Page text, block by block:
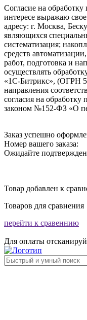
Согласие на
интересе выражаю
адресу: г. Москва,
являющихся
систематизация;
средств
работ, подготовка и
осуществлять
«1С-Битрикс», (ОГРН
направления
согласия на
законом №152-ФЗ «О
Заказ успешно
Номер вашего заказа:
Ожидайте
Товар добавлен к
Товаров для сравнения
перейти к сравеннию
Для оплаты